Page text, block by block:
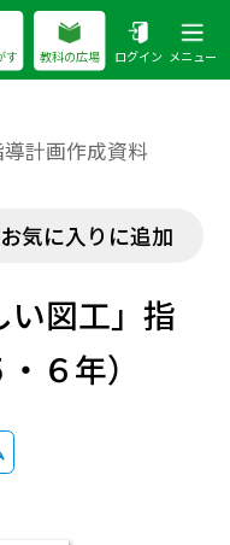
す 教科の広場 ログイン メニュー
計画作成資料
お気に入りに追加
い図工」指
６年）